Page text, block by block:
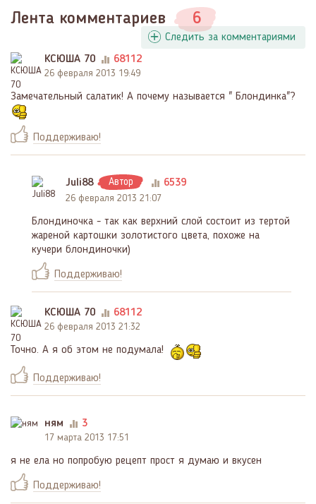
Лента комментариев 6
Следить за комментариями
КСЮША 70
68112
26 февраля 2013 19:49
Замечательный салатик! А почему называется " Блондинка"?
Поддерживаю!
Juli88 Автор 6539
26 февраля 2013 21:07
Блондиночка - так как верхний слой состоит из тертой
жареной картошки золотистого цвета, похоже на
кучери блондиночки)
Поддерживаю!
КСЮША 70 68112
26 февраля 2013 21:32
Точно. А я об этом не подумала!
Поддерживаю!
ням 3
17 марта 2013 17:51
я не ела но попробую рецепт прост я думаю и вкусен
Поддерживаю!